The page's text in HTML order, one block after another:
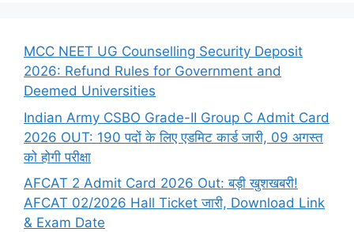
MCC NEET UG Counselling Security Deposit
2026: Refund Rules for Government and
Deemed Universities
Indian Army CSBO Grade-II Group C Admit Card
2026 OUT: 190 पदों के लिए एडमिट कार्ड जारी, 09 अगस्त
को होगी परीक्षा
AFCAT 2 Admit Card 2026 Out: बड़ी खुशखबरी!
AFCAT 02/2026 Hall Ticket जारी, Download Link
& Exam Date